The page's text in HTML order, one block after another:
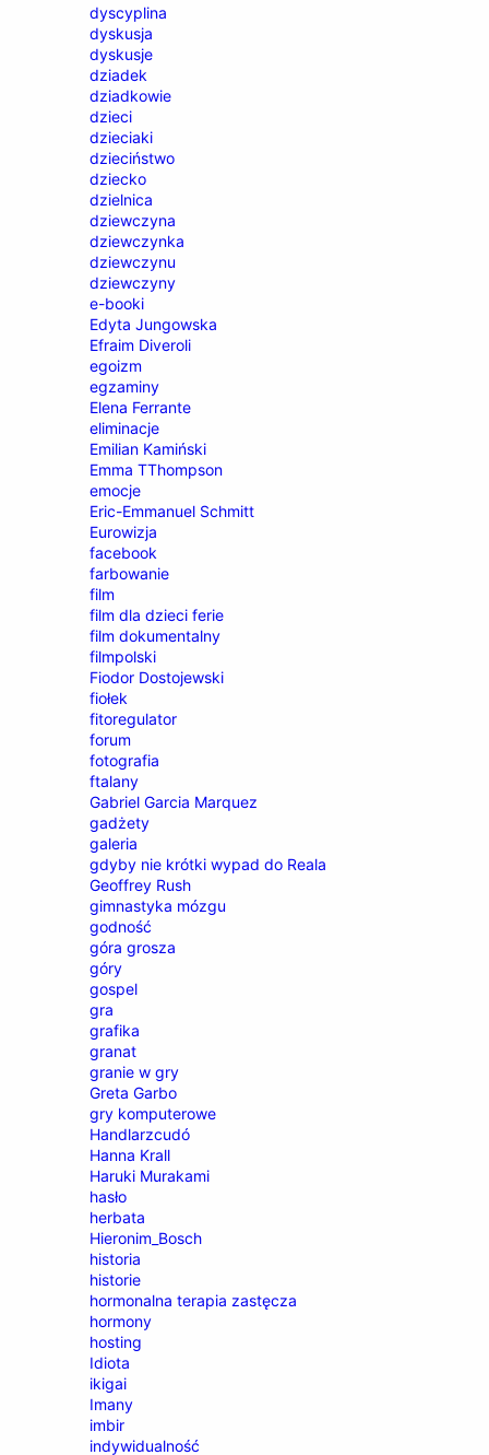
dyscyplina
dyskusja
dyskusje
dziadek
dziadkowie
dzieci
dzieciaki
dzieciństwo
dziecko
dzielnica
dziewczyna
dziewczynka
dziewczynu
dziewczyny
e-booki
Edyta Jungowska
Efraim Diveroli
egoizm
egzaminy
Elena Ferrante
eliminacje
Emilian Kamiński
Emma TThompson
emocje
Eric-Emmanuel Schmitt
Eurowizja
facebook
farbowanie
film
film dla dzieci ferie
film dokumentalny
filmpolski
Fiodor Dostojewski
fiołek
fitoregulator
forum
fotografia
ftalany
Gabriel Garcia Marquez
gadżety
galeria
gdyby nie krótki wypad do Reala
Geoffrey Rush
gimnastyka mózgu
godność
góra grosza
góry
gospel
gra
grafika
granat
granie w gry
Greta Garbo
gry komputerowe
Handlarzcudó
Hanna Krall
Haruki Murakami
hasło
herbata
Hieronim_Bosch
historia
historie
hormonalna terapia zastęcza
hormony
hosting
Idiota
ikigai
Imany
imbir
indywidualność